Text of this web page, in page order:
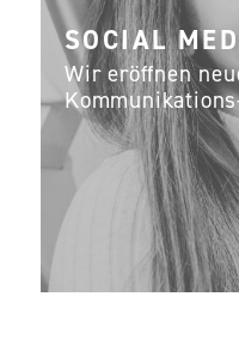
SOCIAL
Wir eröffnen